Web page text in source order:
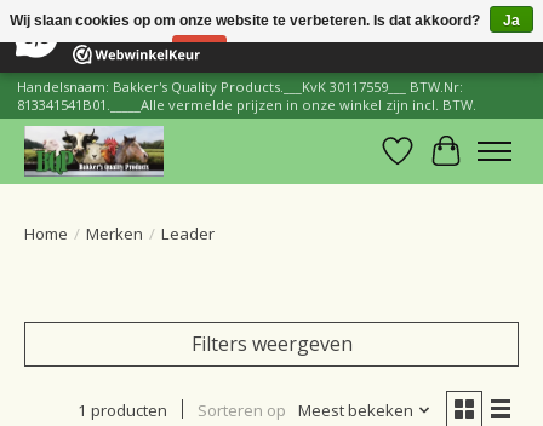
206 Reviews ×
Handelsnaam: Bakker's Quality Products.___KvK 30117559___ BTW.Nr:
813341541B01._____Alle vermelde prijzen in onze winkel zijn incl. BTW.
Verlanglijst
Home / Merken / Leader
Filters weergeven
1 producten Sorteren op Meest bekeken
Wij slaan cookies op om onze website te verbeteren. Is dat akkoord?
Ja
Nee